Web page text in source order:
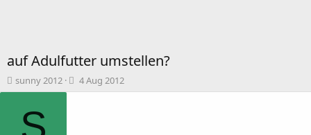
auf Adulfutter umstellen?
T
h
m
sunny 2012
B
e
4 Aug 2012
S